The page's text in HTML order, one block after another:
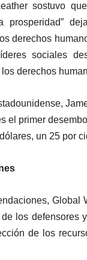
sostuvo
prosperidad”
derechos
sociales
derechos
el primer
un 25 por
los defensores
de los